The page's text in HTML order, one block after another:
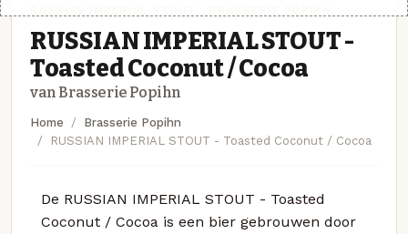
RUSSIAN IMPERIAL STOUT -
Toasted Coconut / Cocoa
van Brasserie Popihn
Home
Brasserie Popihn
RUSSIAN IMPERIAL STOUT - Toasted Coconut / Cocoa
De RUSSIAN IMPERIAL STOUT - Toasted
Coconut / Cocoa is een bier gebrouwen door